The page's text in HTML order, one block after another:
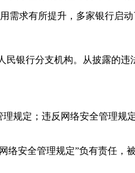
求有所提升，多家银行启动
银行分支机构。从披露的
规定；违反网络安全管理规
安全管理规定”负有责任，